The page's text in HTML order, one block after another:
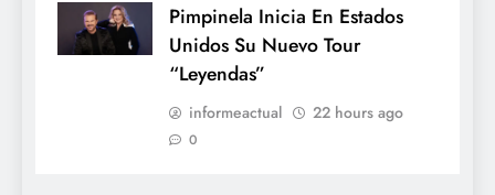
Pimpinela Inicia En Estados
Unidos Su Nuevo Tour
“Leyendas”
informeactual 22 hours ago
0